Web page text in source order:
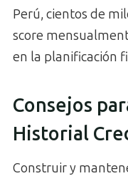
Perú, cientos de
score
en la planificación
Consejos
Historial
Construir y